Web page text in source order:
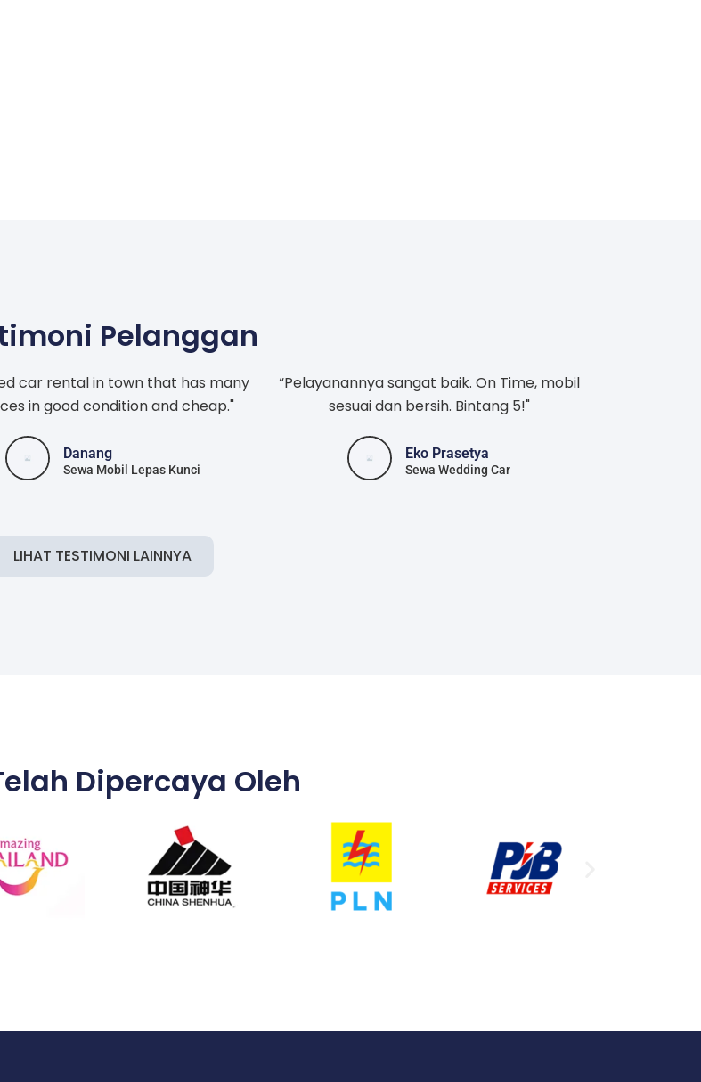
Pelanggan
car rental in town that has many
in good condition and cheap."
Danang
Sewa Mobil Lepas Kunci
“Pelayanannya sangat baik. On Time, mobil
sesuai dan bersih. Bintang 5!"
Eko Prasetya
Sewa Wedding Car
LIHAT TESTIMONI LAINNYA
Dipercaya Oleh